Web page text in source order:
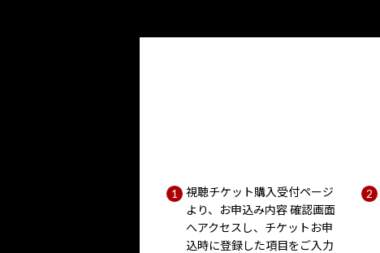
視聴チケット購入受付ページ
より、お申込み内容 確認画面
へアクセスし、チケットお申
込時に登録した項目をご入力